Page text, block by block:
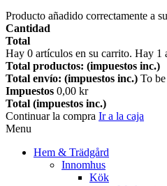
Producto añadido correctamente a
Cantidad
Total
Hay 0 artículos en su carrito. Hay 1
Total productos: (impuestos inc.)
Total envío: (impuestos inc.) To
Impuestos 0,00 kr
Total (impuestos inc.)
Continuar la compra Ir a la caja
Menu
Hem & Trädgård
Innomhus
Kök